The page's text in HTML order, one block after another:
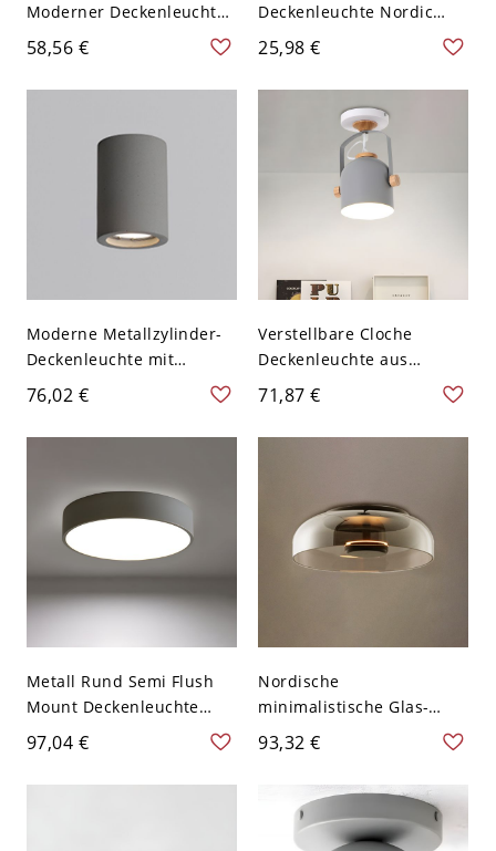
Moderner Deckenleuchter
für Schlafzimmer Flur -
Grau 110V-120V 8,89 cm
Weißlicht
58,56 €
Deckenleuchte Nordic
Metall Grau-Holz in
Weißlicht für Foyer
25,98 €
Moderne Metallzylinder-
Deckenleuchte mit
Betonschirm - 110V-120V
10,16 cm Grau
76,02 €
Verstellbare Cloche
Deckenleuchte aus
nordischem Metall mit 1
Glühbirne und Griff in
Grau für den Flur
71,87 €
Metall Rund Semi Flush
Mount Deckenleuchte
Nordic Style Schlafzimmer
Semi Flush Mount
Deckenleuchte - Grau
97,04 €
Nordische
minimalistische Glas-
Kuppel-Deckenleuchte
LED-Aufbauleuchte -
Rauchgrau 110V-120V
Warm
93,32 €